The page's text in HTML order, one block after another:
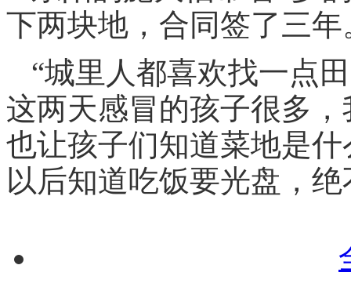
下两块地，合同签了三年
“城里人都喜欢找一点
这两天感冒的孩子很多
也让孩子们知道菜地是
以后知道吃饭要光盘，